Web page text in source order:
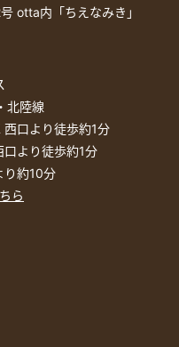
otta内「ちえなみき」
北陸線
口より徒歩約1分
より徒歩約1分
り約10分
ら